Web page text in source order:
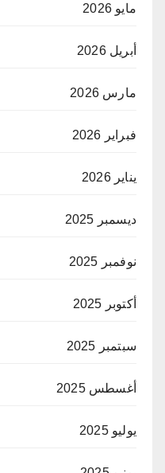
مايو 2026
أبريل 2026
مارس 2026
فبراير 2026
يناير 2026
ديسمبر 2025
نوفمبر 2025
أكتوبر 2025
سبتمبر 2025
أغسطس 2025
يوليو 2025